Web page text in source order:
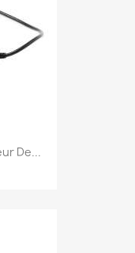
De...